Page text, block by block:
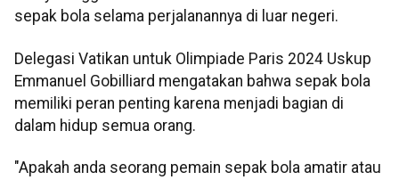
sepak bola selama perjalanannya di luar negeri.
Delegasi Vatikan untuk Olimpiade Paris 2024 Uskup
Emmanuel Gobilliard mengatakan bahwa sepak bola
memiliki peran penting karena menjadi bagian di
dalam hidup semua orang.
"Apakah anda seorang pemain sepak bola amatir atau